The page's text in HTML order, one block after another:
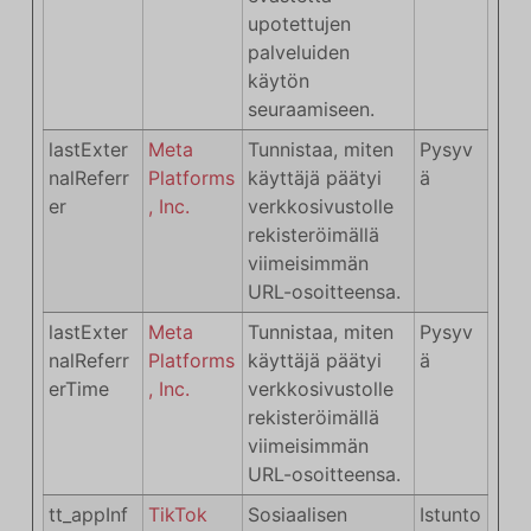
upotettujen
palveluiden
käytön
seuraamiseen.
lastExter
nalReferr
er
Meta
Platforms
, Inc.
Tunnistaa, miten
käyttäjä päätyi
verkkosivustolle
rekisteröimällä
viimeisimmän
URL-osoitteensa.
Pysyv
ä
lastExter
nalReferr
erTime
Meta
Platforms
, Inc.
Tunnistaa, miten
käyttäjä päätyi
verkkosivustolle
rekisteröimällä
viimeisimmän
URL-osoitteensa.
Pysyv
ä
tt_appInf
TikTok
Sosiaalisen
Istunto